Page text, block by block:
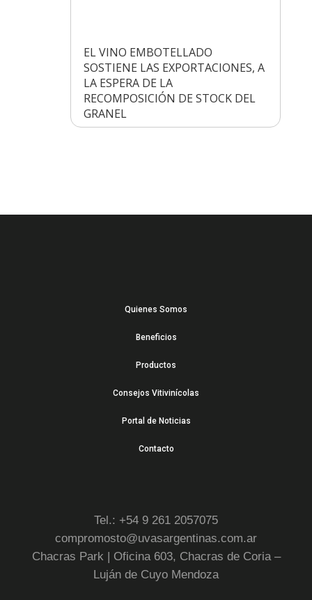
EL VINO EMBOTELLADO
SOSTIENE LAS EXPORTACIONES, A
LA ESPERA DE LA
RECOMPOSICIÓN DE STOCK DEL
GRANEL
Quienes Somos
Beneficios
Productos
Consejos Vitivinícolas
Portal de Noticias
Contacto
Tel.: +54 9 261 2057075
compromosto@uvasargentinas.com.ar
Chacras Park | Oficina 603, Chacras de Coria –
Luján de Cuyo Mendoza